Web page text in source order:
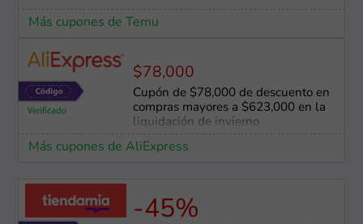
Más cupones de Temu
$78,000
Cupón de $78,000 de descuento en
compras mayores a $623,000 en la
liquidación de invierno
Más cupones de AliExpress
-45%